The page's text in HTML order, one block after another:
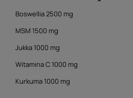
Boswellia 2500 mg
MSM 1500 mg
Jukka 1000 mg
Witamina C 1000 mg
Kurkuma 1000 mg